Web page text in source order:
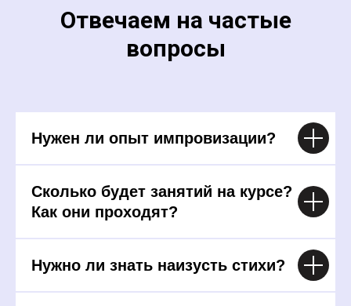
Отвечаем на частые
вопросы
Нужен ли опыт импровизации?
Сколько будет занятий на курсе?
Как они проходят?
Нужно ли знать наизусть стихи?